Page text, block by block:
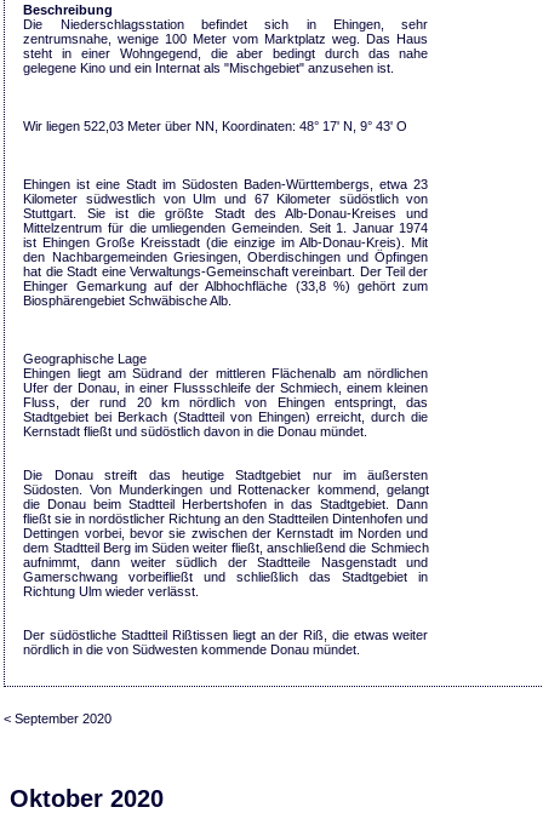
Beschreibung
Die Niederschlagsstation befindet sich in Ehingen, sehr
zentrumsnahe, wenige 100 Meter vom Marktplatz weg. Das Haus
steht in einer Wohngegend, die aber bedingt durch das nahe
gelegene Kino und ein Internat als "Mischgebiet" anzusehen ist.
Wir liegen 522,03 Meter über NN, Koordinaten: 48° 17' N, 9° 43' O
Ehingen ist eine Stadt im Südosten Baden-Württembergs, etwa 23
Kilometer südwestlich von Ulm und 67 Kilometer südöstlich von
Stuttgart. Sie ist die größte Stadt des Alb-Donau-Kreises und
Mittelzentrum für die umliegenden Gemeinden. Seit 1. Januar 1974
ist Ehingen Große Kreisstadt (die einzige im Alb-Donau-Kreis). Mit
den Nachbargemeinden Griesingen, Oberdischingen und Öpfingen
hat die Stadt eine Verwaltungs-Gemeinschaft vereinbart. Der Teil der
Ehinger Gemarkung auf der Albhochfläche (33,8 %) gehört zum
Biosphärengebiet Schwäbische Alb.
Geographische Lage
Ehingen liegt am Südrand der mittleren Flächenalb am nördlichen
Ufer der Donau, in einer Flussschleife der Schmiech, einem kleinen
Fluss, der rund 20 km nördlich von Ehingen entspringt, das
Stadtgebiet bei Berkach (Stadtteil von Ehingen) erreicht, durch die
Kernstadt fließt und südöstlich davon in die Donau mündet.
Die Donau streift das heutige Stadtgebiet nur im äußersten
Südosten. Von Munderkingen und Rottenacker kommend, gelangt
die Donau beim Stadtteil Herbertshofen in das Stadtgebiet. Dann
fließt sie in nordöstlicher Richtung an den Stadtteilen Dintenhofen und
Dettingen vorbei, bevor sie zwischen der Kernstadt im Norden und
dem Stadtteil Berg im Süden weiter fließt, anschließend die Schmiech
aufnimmt, dann weiter südlich der Stadtteile Nasgenstadt und
Gamerschwang vorbeifließt und schließlich das Stadtgebiet in
Richtung Ulm wieder verlässt.
Der südöstliche Stadtteil Rißtissen liegt an der Riß, die etwas weiter
nördlich in die von Südwesten kommende Donau mündet.
< September 2020
Oktober 2020